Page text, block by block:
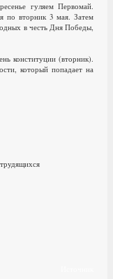
гуляем Первомай.
по вторник 3 мая. Затем
в честь Дня Победы,
конституции (вторник).
который попадает на